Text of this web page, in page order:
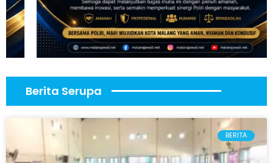
Berita Serupa
BERITA